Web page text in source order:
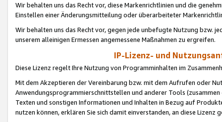
Wir behalten uns das Recht vor, diese Markenrichtlinien und die
Einstellen einer Änderungsmitteilung oder überarbeiteter
Wir behalten uns das Recht vor, gegen jede unbefugte Nutzung bzw.
unserem alleinigen Ermessen angemessene Maßnahmen zu ergreifen.
IP-Lizenz- und
Diese Lizenz regelt Ihre Nutzung von Programminhalten im
Mit dem Akzeptieren der Vereinbarung bzw. mit dem Aufrufen oder
Anwendungsprogrammierschnittstellen und anderer Tools (zusammen
Texten und sonstigen Informationen und Inhalten in Bezug auf
nutzen können, erklären Sie sich damit einverstanden, an diese Lizenz